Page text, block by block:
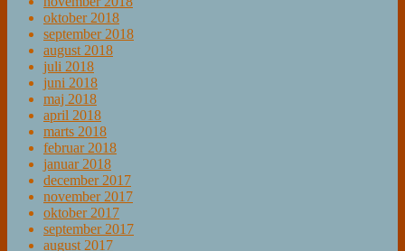
oktober 2018
september 2018
august 2018
juli 2018
juni 2018
maj 2018
april 2018
marts 2018
februar 2018
januar 2018
december 2017
november 2017
oktober 2017
september 2017
august 2017